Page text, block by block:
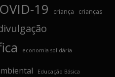
19 criança crianças
economia solidária
Educação Básica